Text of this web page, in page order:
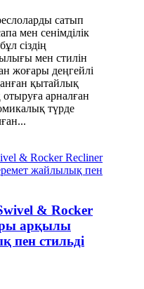
сатып
мен сенімділік
сіздің
мен стилін
жоғары деңгейлі
қытайлық
отыруға арналған
түрде
& Rocker
арқылы
пен стильді